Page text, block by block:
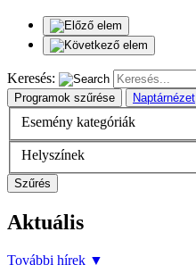
Keresés:
Programok szűrése Naptárnézet
Esemény kategóriák
Helyszínek
Szűrés
Aktuális
További hírek ▼